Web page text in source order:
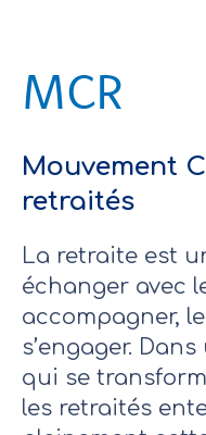
MCR
Mouvement
retraités
La retraite est
échanger avec
accompagner,
s’engager.
qui se
les retraités